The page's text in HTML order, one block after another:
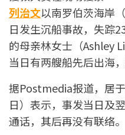
列治文以南罗伯茨海岸
日发生沉船事故，失踪
的母亲林女士（Ashley
当日有两艘船先后出海
据Postmedia报道，居
日）表示，事发当日及
通话，其后再没有联络。